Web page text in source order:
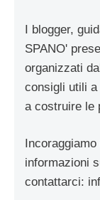
I blogger,
SPANO'
organizzati
consigli utili a
a costruire le
informazioni
contattarci: